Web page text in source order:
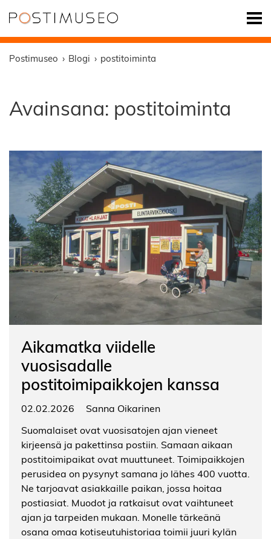
Postimuseo Blogi postitoiminta
Avainsana: postitoiminta
Aikamatka viidelle
vuosisadalle
postitoimipaikkojen kanssa
02.02.2026
Sanna Oikarinen
Suomalaiset ovat vuosisatojen ajan vieneet
kirjeensä ja pakettinsa postiin. Samaan aikaan
postitoimipaikat ovat muuttuneet. Toimipaikkojen
perusidea on pysynyt samana jo lähes 400 vuotta.
Ne tarjoavat asiakkaille paikan, jossa hoitaa
postiasiat. Muodot ja ratkaisut ovat vaihtuneet
ajan ja tarpeiden mukaan. Monelle tärkeänä
osana omaa kotiseutuhistoriaa toimii juuri kylän